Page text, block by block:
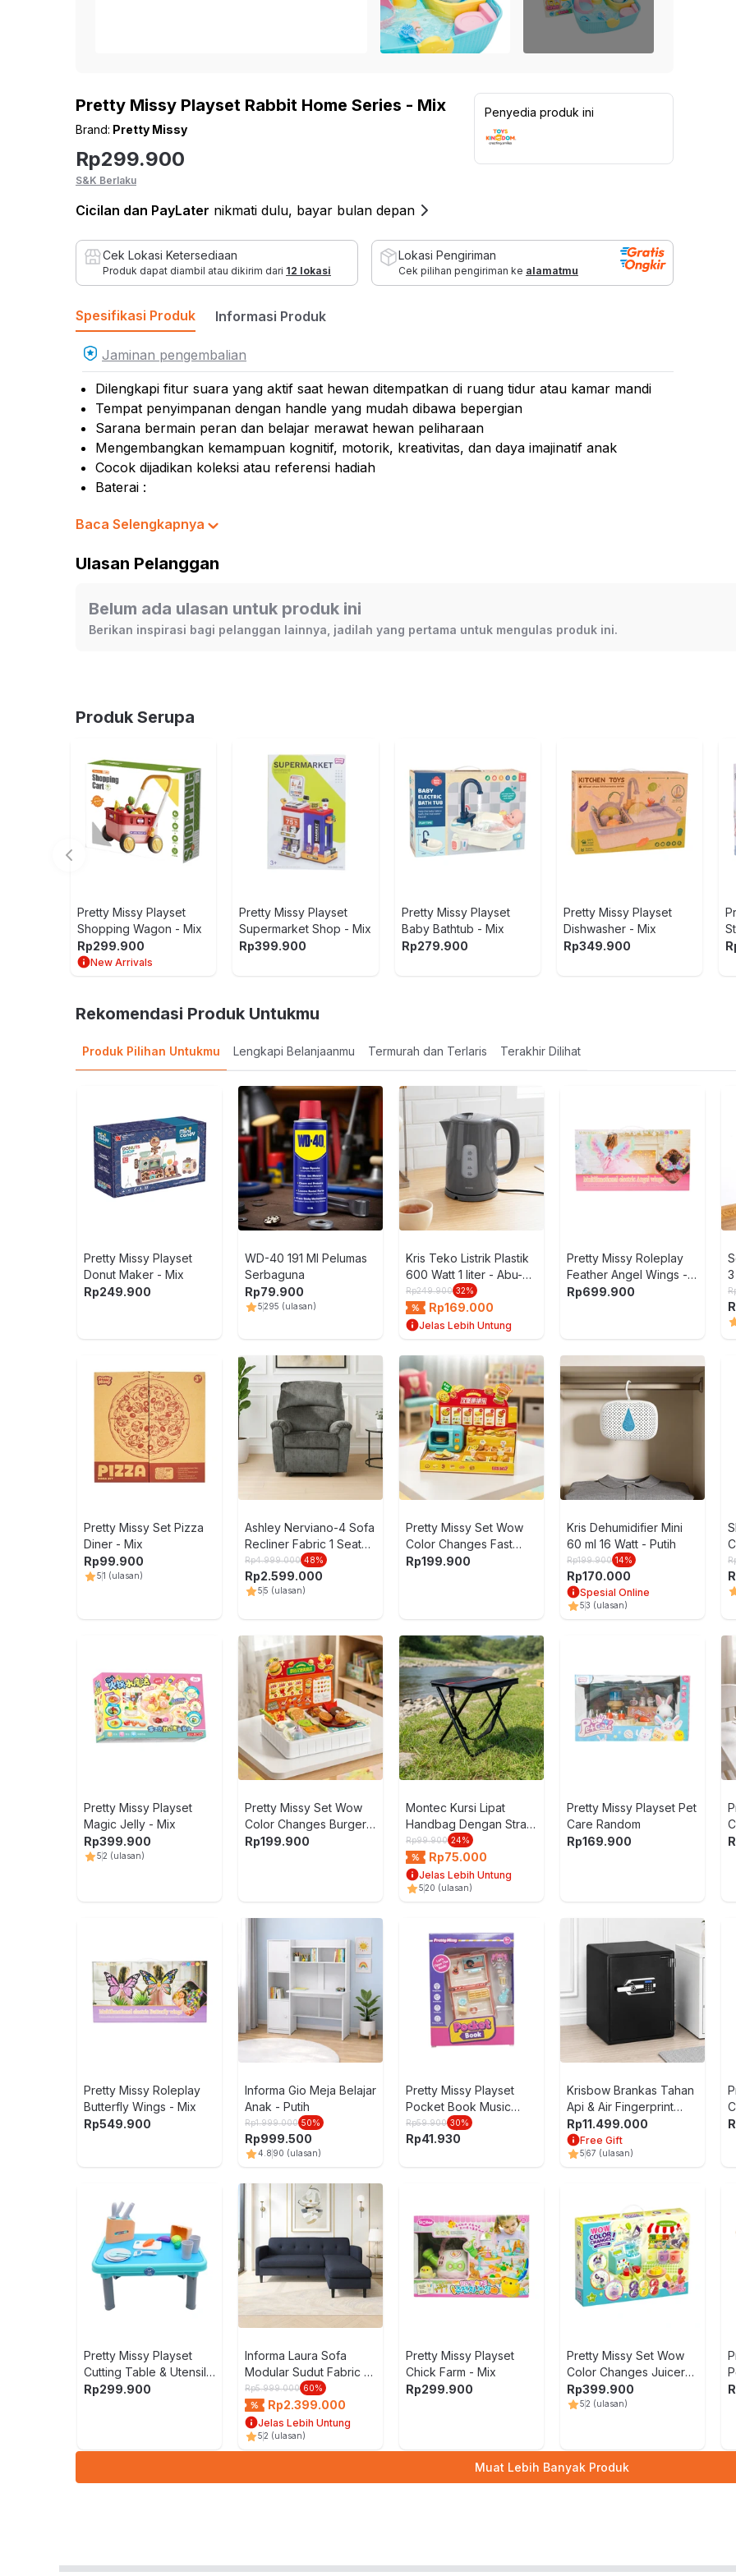
Hobi & Gaya Hidup
Kesehatan dan
Olahraga
Otomotif
Kursi Sekolah
Sofa Bed
Kursi Salon Beroda
Massage and Facial Bed
Kursi Keramas
Lampu Indoor
Ide dan Inspirasi
Living Room Goals
Shades of Brown
Kinetic Sepeda Statis 8.5Be -
Abu-Abu / Hitam
Rp1.999.000
Kinetic Dumbbell Karet 20
Rp1.099.000
Rp1.299.000
Pretty Missy Playset Rabbit Home Series - Mix
Brand: Pretty Missy
Rp299.900
S&K Berlaku
Cicilan dan PayLater nikmati dulu, bayar bulan depan
Penyedia produk ini
Cek Lokasi Ketersediaan
Produk dapat diambil atau dikirim dari 12 lokasi
Lokasi Pengiriman
Cek pilihan pengiriman ke alamatmu
Spesifikasi Produk Informasi Produk
Jaminan pengembalian
Dilengkapi fitur suara yang aktif saat hewan ditempatkan di ruang tidur atau kamar mandi
Tempat penyimpanan dengan handle yang mudah dibawa bepergian
Sarana bermain peran dan belajar merawat hewan peliharaan
Mengembangkan kemampuan kognitif, motorik, kreativitas, dan daya imajinatif anak
Cocok dijadikan koleksi atau referensi hadiah
Baterai :
- Figure : AA x 2 pcs
Rekomendasi umur pengguna: 3 tahun ke atas
No. Sertifikat (SNI, K3L, UTTP): 442/LSP/QI/03-VII/2025
No. Pendaftaran Barang (NPB): 2-135-116-25002235-1
Warna:Mix
Berat:
SKU:
10667506
Nama Komoditas:
PRMI - RABBIT HOME SERIES
Baca Selengkapnya
Ulasan Pelanggan
Belum ada ulasan untuk produk ini
Berikan inspirasi bagi pelanggan lainnya, jadilah yang pertama untuk mengulas produk ini.
Produk Serupa
Pretty Missy Playset
Shopping Wagon - Mix
Rp299.900
New Arrivals
Pretty Missy Playset
Supermarket Shop - Mix
Rp399.900
Pretty Missy Playset
Baby Bathtub - Mix
Rp279.900
Pretty Missy Playset
Dishwasher - Mix
Rp349.900
Rekomendasi Produk Untukmu
Produk Pilihan Untukmu Lengkapi Belanjaanmu Termurah dan Terlaris Terakhir Dilihat
Pretty Missy Playset
Donut Maker - Mix
Rp249.900
WD-40 191 Ml Pelumas
Serbaguna
Rp79.900
5295 (ulasan)
Kris Teko Listrik Plastik
600 Watt 1 liter - Abu-
Abu
Rp249.900 32%
Rp169.000
Jelas Lebih Untung
Pretty Missy Roleplay
Feather Angel Wings -
Mix
Rp699.900
Pretty Missy Set Pizza
Diner - Mix
Rp99.900
51 (ulasan)
Ashley Nerviano-4 Sofa
Recliner Fabric 1 Seater
- Abu-Abu
Rp4.999.000 48%
Rp2.599.000
55 (ulasan)
Pretty Missy Set Wow
Color Changes Fast
Food Shop - Mix
Rp199.900
Kris Dehumidifier Mini
60 ml 16 Watt - Putih
Rp199.900 14%
Rp170.000
Spesial Online
53 (ulasan)
Pretty Missy Playset
Magic Jelly - Mix
Rp399.900
52 (ulasan)
Pretty Missy Set Wow
Color Changes Burger
Kiosk - Mix
Rp199.900
Montec Kursi Lipat
Handbag Dengan Strap
- Hitam
Rp99.900 24%
Rp75.000
Jelas Lebih Untung
520 (ulasan)
Pretty Missy Playset Pet
Care Random
Rp169.900
Pretty Missy Roleplay
Butterfly Wings - Mix
Rp549.900
Informa Gio Meja Belajar
Anak - Putih
Rp1.999.000 50%
Rp999.500
4.8 90 (ulasan)
Pretty Missy Playset
Pocket Book Music
Store - Oranye
Rp59.900 30%
Rp41.930
Krisbow Brankas Tahan
Api & Air Fingerprint
53x48.3x61 cm
FP3503F - Hitam
Rp11.499.000
Free Gift
5 67 (ulasan)
Pretty Missy Playset
Cutting Table & Utensils
- Mix
Rp299.900
Informa Laura Sofa
Modular Sudut Fabric -
Biru
Rp5.999.000 60%
Rp2.399.000
Jelas Lebih Untung
52 (ulasan)
Pretty Missy Playset
Chick Farm - Mix
Rp299.900
Pretty Missy Set Wow
Color Changes Juicer
Station - Mix
Rp399.900
52 (ulasan)
Muat Lebih Banyak Produk